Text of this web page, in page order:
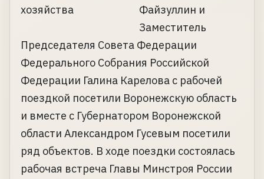
Файзуллин и
Заместитель
Председателя Совета Федерации
Федерального Собрания Российской
Федерации Галина Карелова с рабочей
поездкой посетили Воронежскую область
и вместе с Губернатором Воронежской
области Александром Гусевым посетили
ряд объектов. В ходе поездки состоялась
рабочая встреча Главы Минстроя России